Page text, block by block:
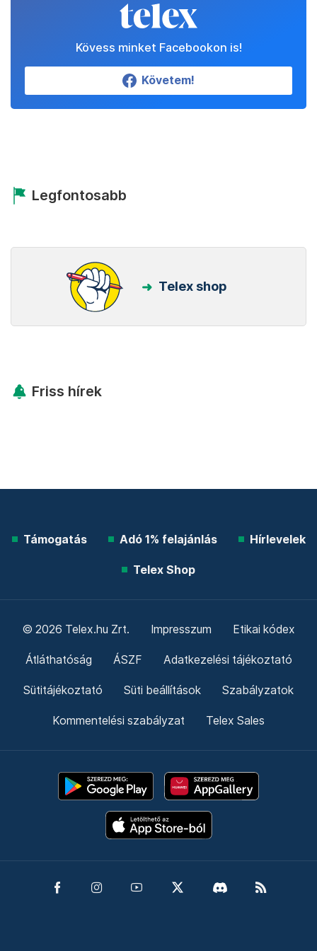
Kövess minket Facebookon is!
Követem!
Legfontosabb
Telex shop
Friss hírek
Támogatás Adó 1% felajánlás Hírlevelek
Telex Shop
© 2026 Telex.hu Zrt. Impresszum Etikai kódex
Átláthatóság ÁSZF Adatkezelési tájékoztató
Sütitájékoztató Süti beállítások Szabályzatok
Kommentelési szabályzat Telex Sales